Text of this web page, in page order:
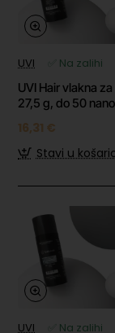
UVI
✅ Na zalihi
UVI Hair vlakna
27,5 g, do 50
16,31 €
Stavi u
UVI ✅ Na zalihi